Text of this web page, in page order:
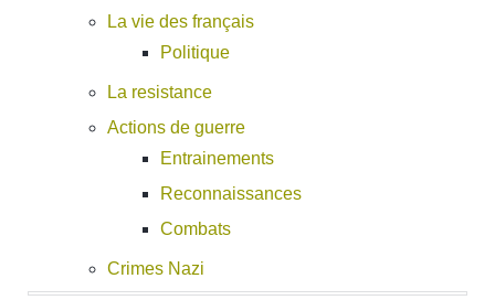
La vie des français
Politique
La resistance
Actions de guerre
Entrainements
Reconnaissances
Combats
Crimes Nazi